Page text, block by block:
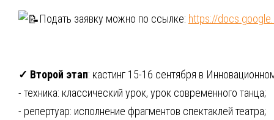
Подать заявку можно по ссылке: https://
✓ Второй этап: кастинг 15-16 сентября в
- техника: классический урок, урок современного танца;
- репертуар: исполнение фрагментов спектаклей театра;